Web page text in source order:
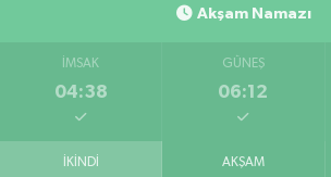
Akşam Namazı
İMSAK
04:38
GÜNEŞ
06:12
İKINDI AKŞAM